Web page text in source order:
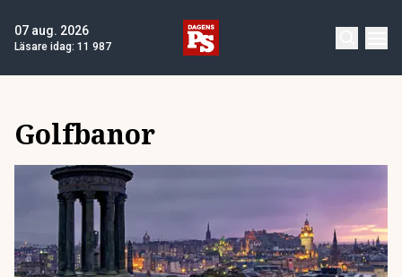
07 aug. 2026
Läsare idag: 11 987
Golfbanor